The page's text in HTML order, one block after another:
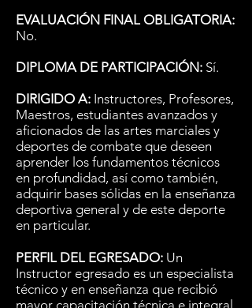
EVALUACIÓN FINAL OBLIGATORIA:
No.
DIPLOMA DE PARTICIPACIÓN: Sí.
DIRIGIDO A: Instructores, Profesores,
Maestros, estudiantes avanzados y
aficionados de las artes marciales y
deportes de combate que deseen
aprender los fundamentos técnicos
en profundidad, así como también,
adquirir bases sólidas en la enseñanza
deportiva general y de este deporte
en particular.
PERFIL DEL EGRESADO: Un
Instructor egresado es un especialista
técnico y en enseñanza que recibió
mayor capacitación técnica e integral